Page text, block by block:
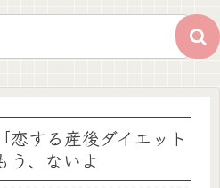
恋する産後ダイエット
う、ないよ